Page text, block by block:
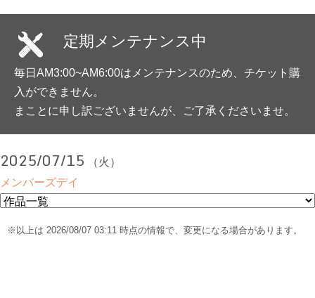
定期メンテナンス中
毎日AM3:00~AM6:00はメンテナンスのため、チケット購
入ができません。
まことに申し訳ございませんが、ご了承くださいませ。
2025/07/15 （火）
メンバーズデイ
※以上は 2026/08/07 03:11 時点の情報で、変更になる場合があります。